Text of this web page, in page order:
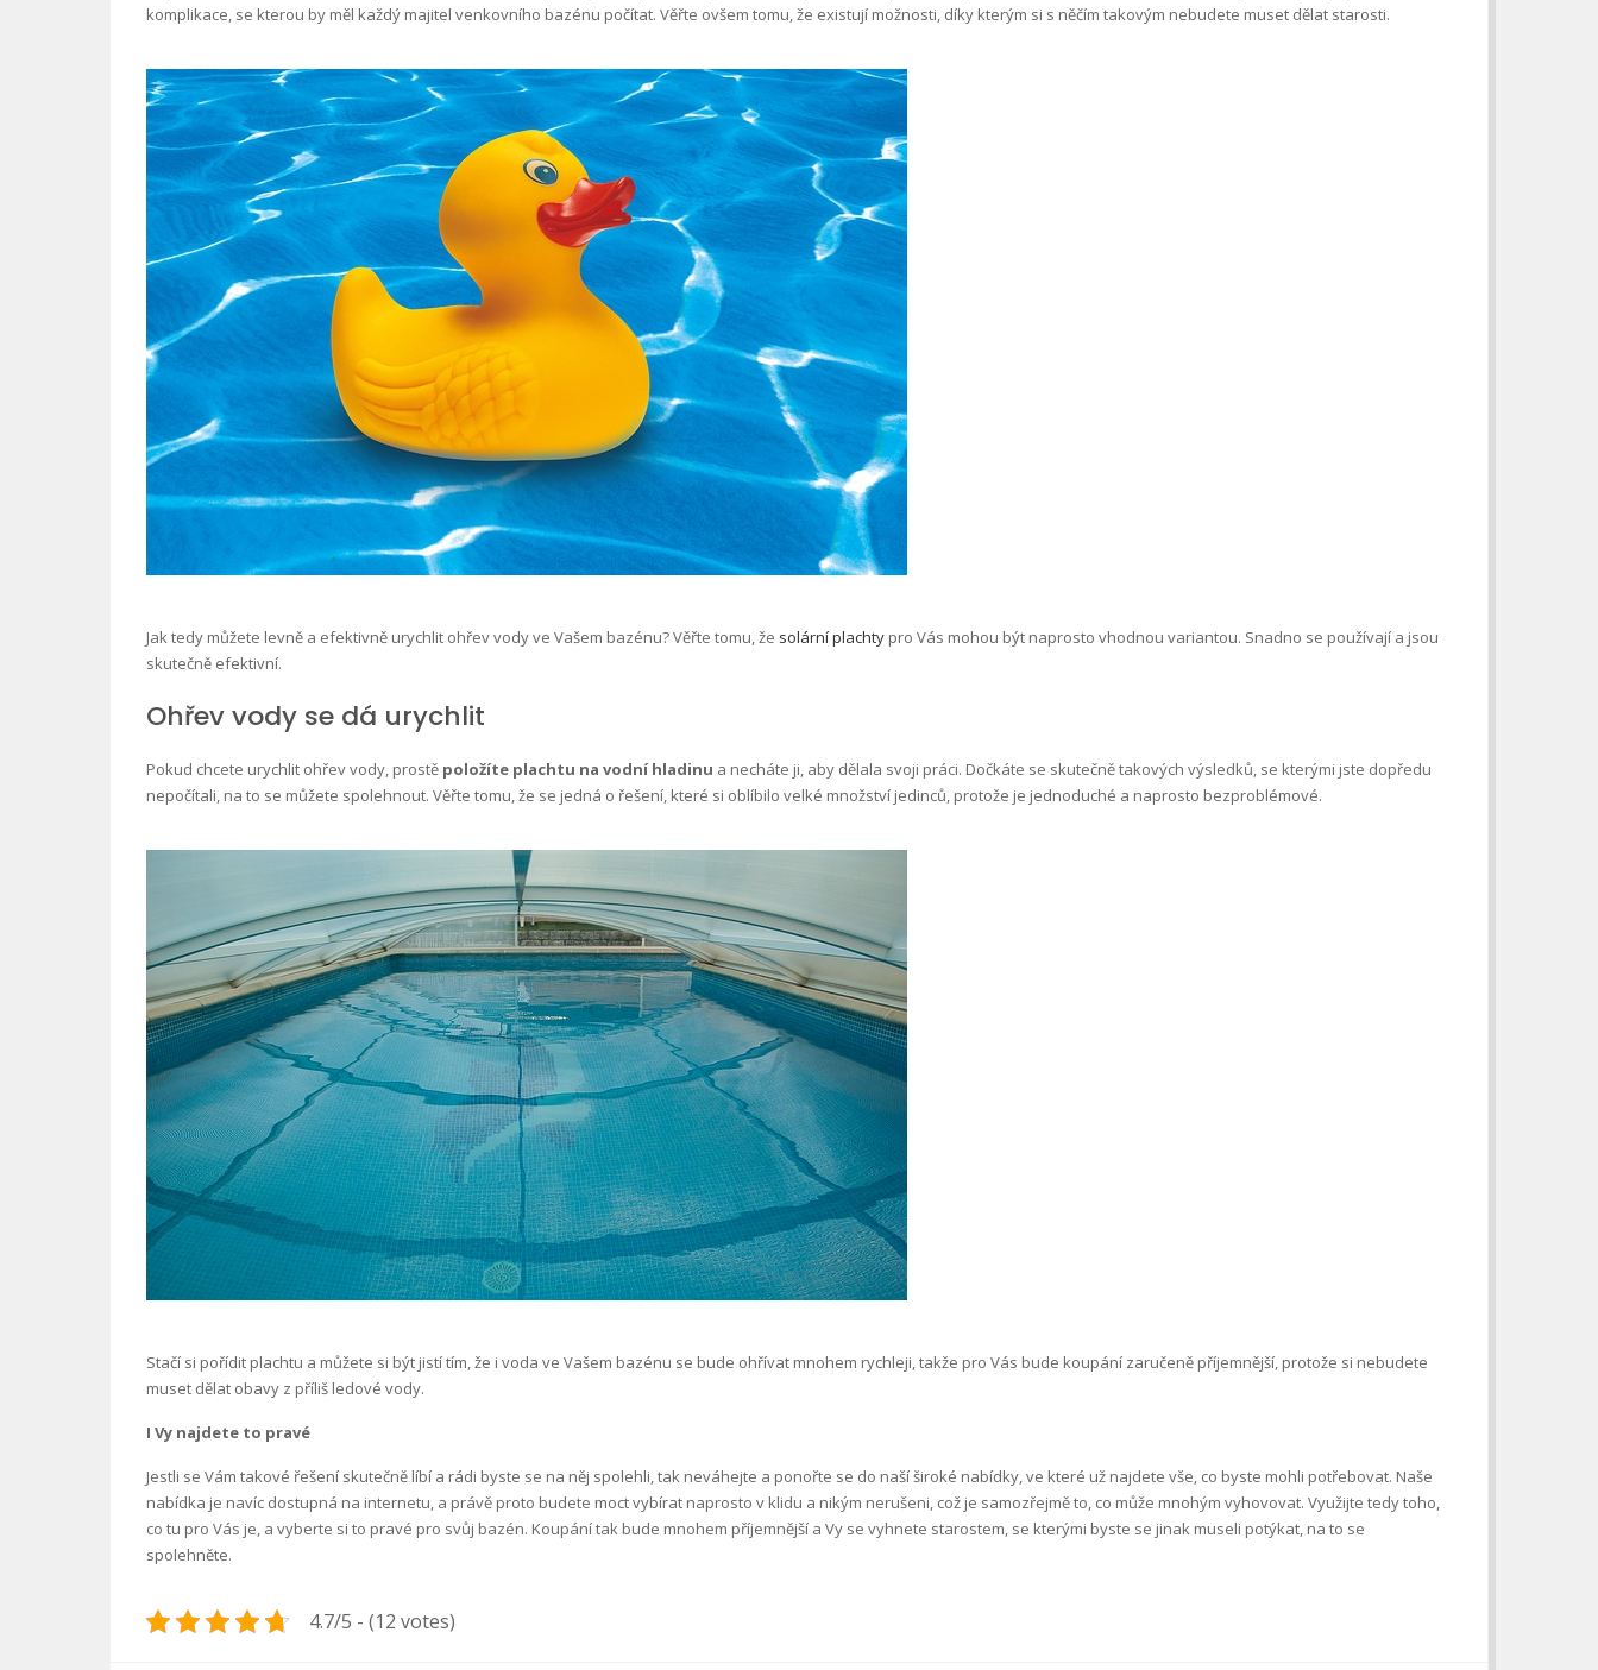
komplikace, se kterou by měl každý majitel venkovního bazénu počítat. Věřte ovšem tomu, že existují možnosti, díky kterým si s něčím takovým nebudete muset dělat starosti.
Jak tedy můžete levně a efektivně urychlit ohřev vody ve Vašem bazénu? Věřte tomu, že solární plachty pro Vás mohou být naprosto vhodnou variantou. Snadno se používají a jsou
skutečně efektivní.
Ohřev vody se dá urychlit
Pokud chcete urychlit ohřev vody, prostě položíte plachtu na vodní hladinu a necháte ji, aby dělala svoji práci. Dočkáte se skutečně takových výsledků, se kterými jste dopředu
nepočítali, na to se můžete spolehnout. Věřte tomu, že se jedná o řešení, které si oblíbilo velké množství jedinců, protože je jednoduché a naprosto bezproblémové.
Stačí si pořídit plachtu a můžete si být jistí tím, že i voda ve Vašem bazénu se bude ohřívat mnohem rychleji, takže pro Vás bude koupání zaručeně příjemnější, protože si nebudete
muset dělat obavy z příliš ledové vody.
I Vy najdete to pravé
Jestli se Vám takové řešení skutečně líbí a rádi byste se na něj spolehli, tak neváhejte a ponořte se do naší široké nabídky, ve které už najdete vše, co byste mohli potřebovat. Naše
nabídka je navíc dostupná na internetu, a právě proto budete moct vybírat naprosto v klidu a nikým nerušeni, což je samozřejmě to, co může mnohým vyhovovat. Využijte tedy toho,
co tu pro Vás je, a vyberte si to pravé pro svůj bazén. Koupání tak bude mnohem příjemnější a Vy se vyhnete starostem, se kterými byste se jinak museli potýkat, na to se
spolehněte.
4.7/5 - (12 votes)